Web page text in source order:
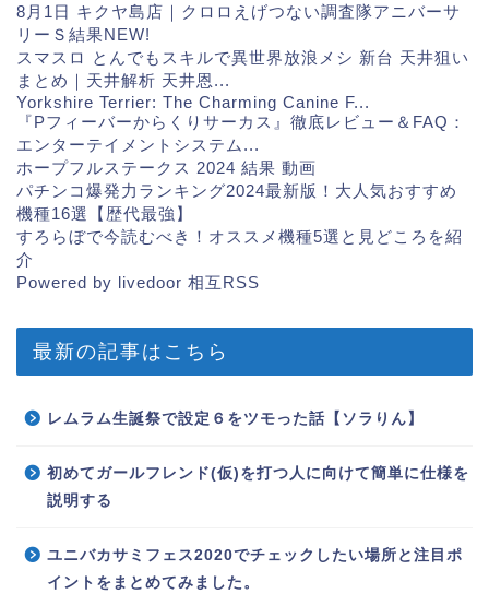
8月1日 キクヤ島店｜クロロえげつない調査隊アニバーサ
リーＳ結果NEW!
スマスロ とんでもスキルで異世界放浪メシ 新台 天井狙い
まとめ｜天井解析 天井恩...
Yorkshire Terrier: The Charming Canine F...
『Pフィーバーからくりサーカス』徹底レビュー＆FAQ：
エンターテイメントシステム...
ホープフルステークス 2024 結果 動画
パチンコ爆発力ランキング2024最新版！大人気おすすめ
機種16選【歴代最強】
すろらぼで今読むべき！オススメ機種5選と見どころを紹
介
Powered by livedoor 相互RSS
最新の記事はこちら
レムラム生誕祭で設定６をツモった話【ソラりん】
初めてガールフレンド(仮)を打つ人に向けて簡単に仕様を
説明する
ユニバカサミフェス2020でチェックしたい場所と注目ポ
イントをまとめてみました。